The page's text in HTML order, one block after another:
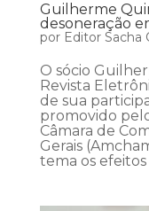
Guilherme
desoneração
por Editor Sacha
O sócio
Revista
de sua
promovido
Câmara de
Gerais
tema os efeitos